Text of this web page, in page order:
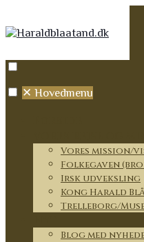
✕ Hovedmenu
Vores mission/
Folkegaven
Irsk udveksling
Kong Harald
Trelleborg/
Blog med